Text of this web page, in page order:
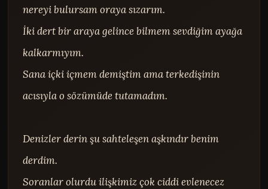
nereyi bulursam oraya sızarım.
İki dert bir araya gelince bilmem sevdiğim ayağa
kalkarmıyım.
Sana içki içmem demiştim ama terkedişinin
acısıyla o sözümüde tutamadım.
Denizler derin şu sahteleşen aşkındır benim
derdim.
Soranlar olurdu ilişkimiz çok ciddi evlenecez